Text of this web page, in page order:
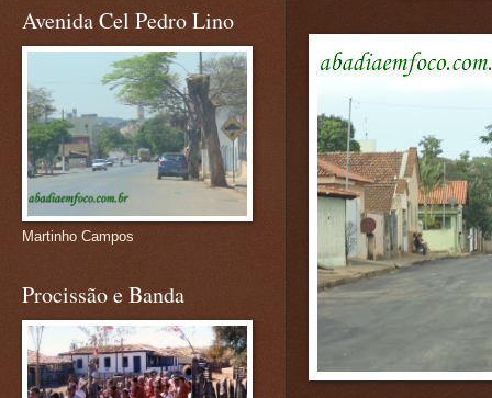
Avenida Cel Pedro Lino
Martinho Campos
Procissão e Banda